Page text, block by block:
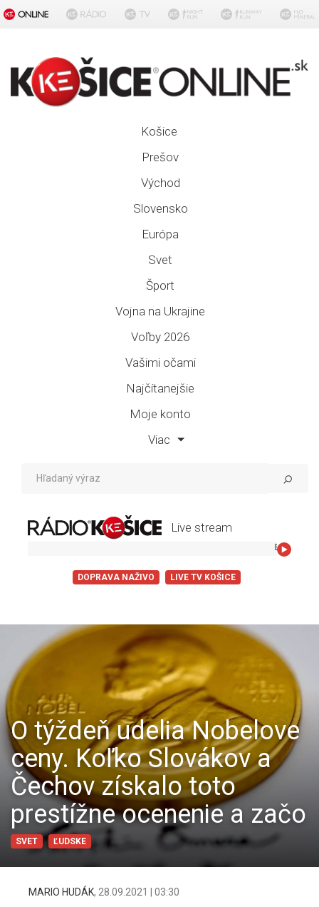
Košice
Prešov
Východ
Slovensko
Európa
Svet
Šport
Vojna na Ukrajine
Voľby 2026
Vašimi očami
Najčítanejšie
Moje konto
Viac
Live stream
DOPRAVA NAŽIVO LIVE TV KOŠICE
O týždeň udelia Nobelove
ceny. Koľko Slovákov a
Čechov získalo toto
prestížne ocenenie a začo
SVET ĽUDSKE
MARIO HUDÁK, 28.09.2021 | 03:30